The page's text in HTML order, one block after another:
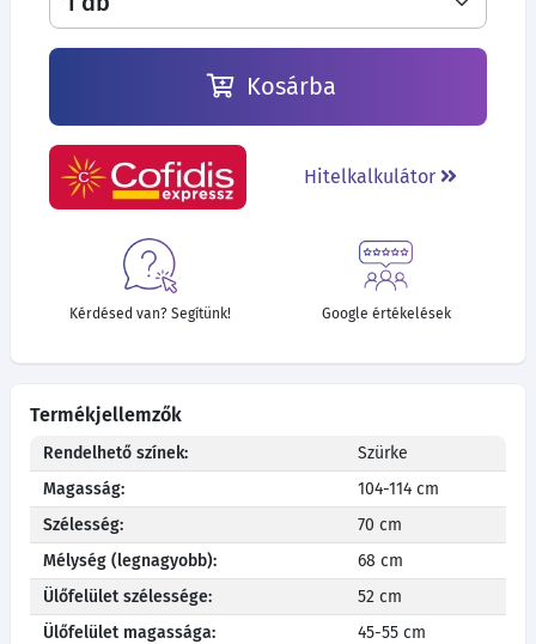
Kosárba
Hitelkalkulátor
Kérdésed van? Segítünk! Google értékelések
Termékjellemzők
Rendelhető színek:
Szürke
Magasság:
104-114 cm
Szélesség:
70 cm
Mélység (legnagyobb):
68 cm
Ülőfelület szélessége:
52 cm
Ülőfelület magassága:
45-55 cm